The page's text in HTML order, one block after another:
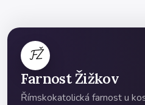
FŽ
Farnost Žižkov
Římskokatolická farnost u